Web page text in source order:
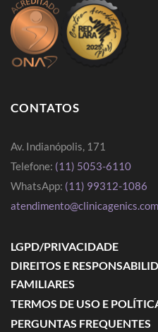
CONTATOS
Av. Indianópolis, 171
Telefone: (11) 5053-6110
WhatsApp: (11) 99312-1086
LGPD/PRIVACIDADE
DIREITOS E
FAMILIARES
TERMOS DE USO E
PERGUNTAS FREQUENTES